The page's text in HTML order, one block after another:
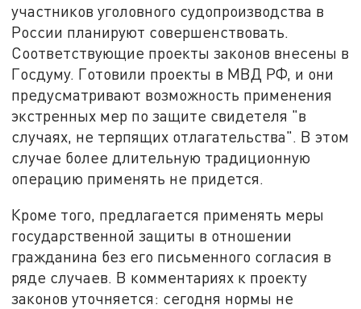
участников уголовного судопроизводства в
России планируют совершенствовать.
Соответствующие проекты законов внесены в
Госдуму. Готовили проекты в МВД РФ, и они
предусматривают возможность применения
экстренных мер по защите свидетеля "в
случаях, не терпящих отлагательства". В этом
случае более длительную традиционную
операцию применять не придется.
Кроме того, предлагается применять меры
государственной защиты в отношении
гражданина без его письменного согласия в
ряде случаев. В комментариях к проекту
законов уточняется: сегодня нормы не